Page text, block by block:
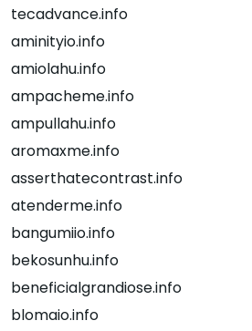
tecadvance.info
aminityio.info
amiolahu.info
ampacheme.info
ampullahu.info
aromaxme.info
asserthatecontrast.info
atenderme.info
bangumiio.info
bekosunhu.info
beneficialgrandiose.info
blomaio.info